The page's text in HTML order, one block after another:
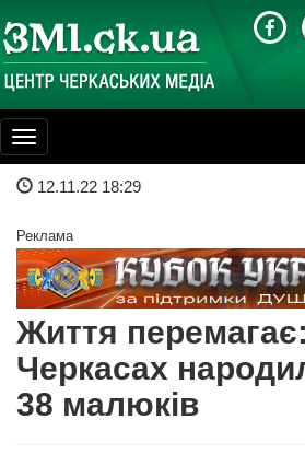
Toggle
navigation
12.11.22 18:29
Реклама
Життя
Черкасах
38 малюків